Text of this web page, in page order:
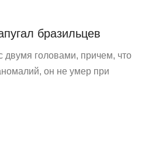
бразильцев
двумя головами, причем, что
он не умер при